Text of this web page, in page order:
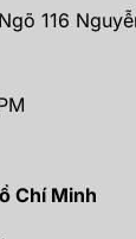
116
Chí Minh